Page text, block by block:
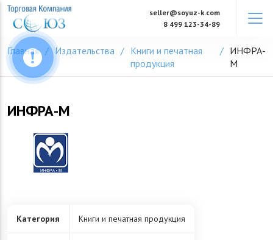
Skip
content
seller@soyuz-k.com
8 499 123-34-89
Главная Издательства
Книги и печатная
продукция
ИНФРА-
М
ИНФРА-М
Категория Книги и печатная продукция